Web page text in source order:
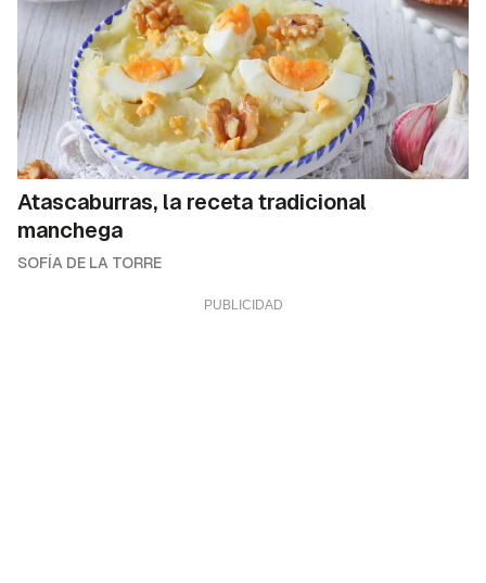
Atascaburras, la receta tradicional
manchega
SOFÍA DE LA TORRE
ACEPTAR